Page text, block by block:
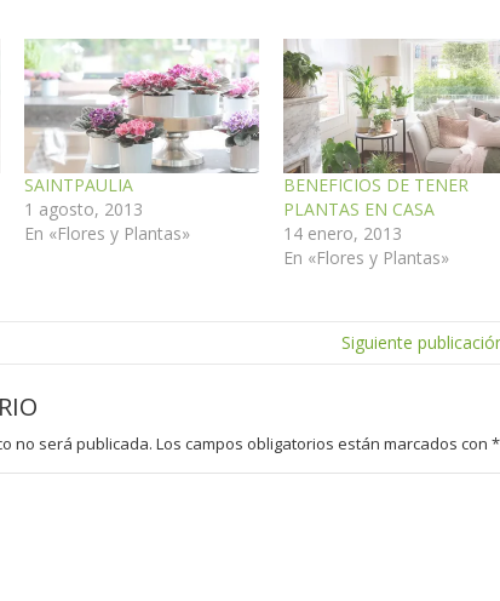
SAINTPAULIA
1 agosto, 2013
En «Flores y Plantas»
BENEFICIOS DE TENER
PLANTAS EN CASA
14 enero, 2013
En «Flores y Plantas»
Siguiente
no será publicada. Los campos obligatorios están marcados con *